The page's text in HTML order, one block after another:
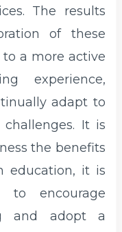
The results
of these
a more active
experience,
adapt to
It is
the benefits
education, it is
to encourage
and adopt a